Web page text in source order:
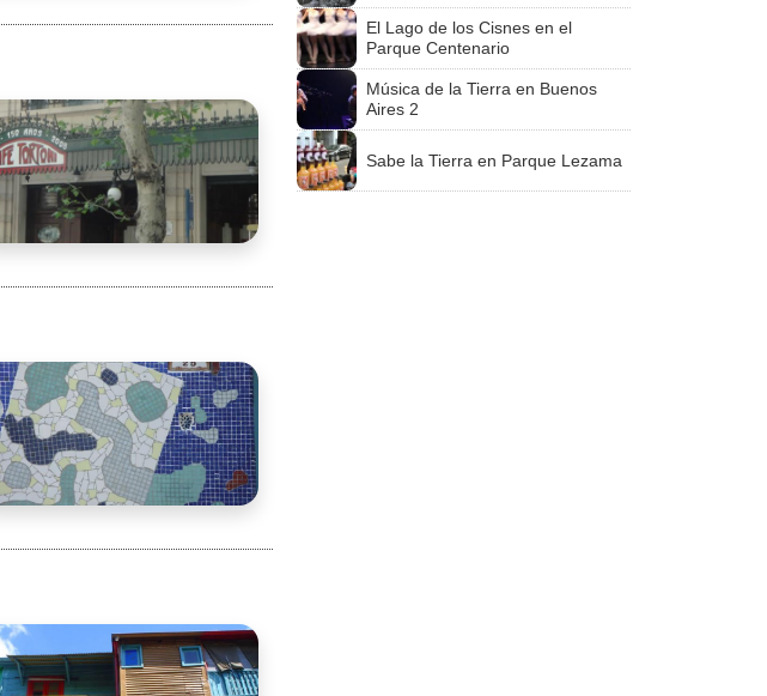
El Lago de los Cisnes en el
Parque Centenario
Música de la Tierra en Buenos
Aires 2
Sabe la Tierra en Parque Lezama